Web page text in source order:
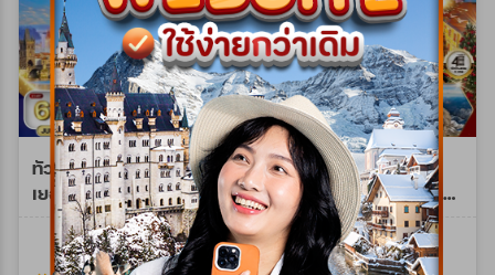
ทัวร์ยุโรปตะวันออก
เยอรมัน - ออสเตรีย -
เช็ก - ฮังการี 8วัน QR
JUN 26 - MAR 27
WTQR0208M
8วัน 5คืน
ทัวร์พรีเมี่ยมยุโรปตะวัน
ออก คริสต์มาส มาร์เก็ต
10วัน 7คืน (TG) NOV -
DEC 26 WPTG0210E
10วัน 7คืน